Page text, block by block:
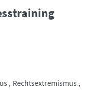
Rechtsextremismus